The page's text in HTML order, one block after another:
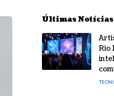
Últimas Notícias
Rio